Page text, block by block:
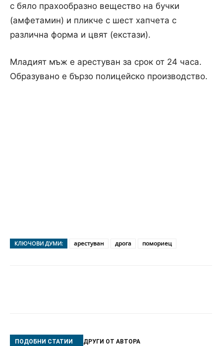
с бяло прахообразно вещество на бучки
(амфетамин) и пликче с шест хапчета с
различна форма и цвят (екстази).
Младият мъж е арестуван за срок от 24 часа.
Образувано е бързо полицейско производство.
КЛЮЧОВИ ДУМИ: арестуван дрога помориец
ПОДОБНИ СТАТИИ ДРУГИ ОТ АВТОРА